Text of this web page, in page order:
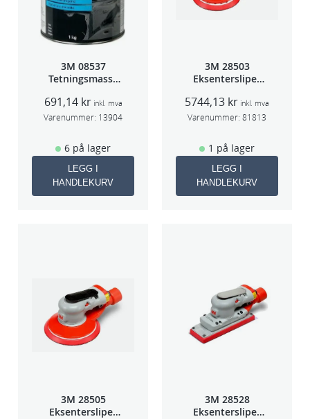
3M 08537
Tetningsmasse
691,14 kr inkl. mva
Varenummer: 13904
6 på lager
LEGG I
HANDLEKURV
3M 28503
Eksentersliper
5mm slag
75mm
5744,13 kr inkl. mva
Varenummer: 81813
1 på lager
LEGG I
HANDLEKURV
3M 28505
Eksentersliper
3M 28528
Eksentersliper